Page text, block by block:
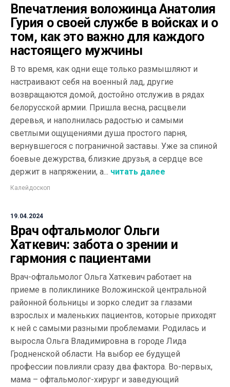
Впечатления воложинца Анатолия
Гурия о своей службе в войсках и о
том, как это важно для каждого
настоящего мужчины
В то время, как одни еще только размышляют и
настраивают себя на военный лад, другие
возвращаются домой, достойно отслужив в рядах
белорусской армии. Пришла весна, расцвели
деревья, и наполнилась радостью и самыми
светлыми ощущениями душа простого парня,
вернувшегося с пограничной заставы. Уже за спиной
боевые дежурства, близкие друзья, а сердце все
держит в напряжении, а... читать далее
Калейдоскоп
19.04.2024
Врач офтальмолог Ольги
Хаткевич: забота о зрении и
гармония с пациентами
Врач-офтальмолог Ольга Хаткевич работает на
приеме в поликлинике Воложинской центральной
районной больницы и зорко следит за глазами
взрослых и маленьких пациентов, которые приходят
к ней с самыми разными проблемами. Родилась и
выросла Ольга Владимировна в городе Лида
Гродненской области. На выбор ее будущей
профессии повлияли сразу два фактора. Во-первых,
мама – офтальмолог-хирург и заведующий